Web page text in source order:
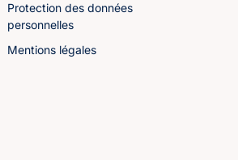
Protection des données
personnelles
Mentions légales